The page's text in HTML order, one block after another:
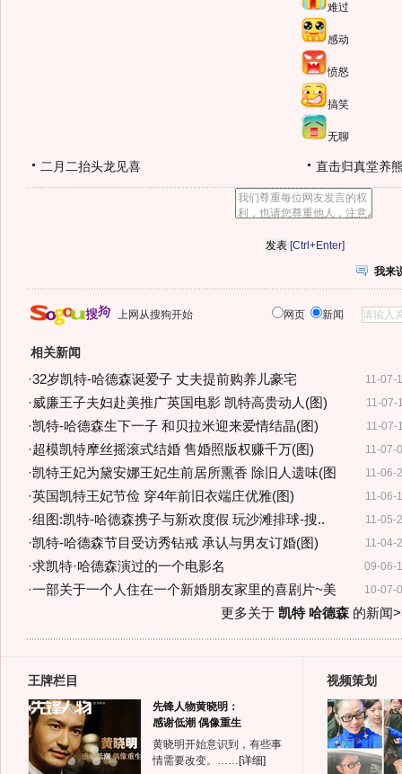
难过
感动
愤怒
搞笑
无聊
二月二抬头龙见喜 直击归真堂养
[Ctrl+Enter]
我来
上网从搜狗开始 网页 新闻
相关新闻
11-07-
·32岁凯特-哈德森诞爱子 丈夫提前购养儿豪宅
11-07-
·威廉王子夫妇赴美推广英国电影 凯特高贵动人(图)
11-07-
·凯特-哈德森生下一子 和贝拉米迎来爱情结晶(图)
11-07-
·超模凯特摩丝摇滚式结婚 售婚照版权赚千万(图)
11-06-
·凯特王妃为黛安娜王妃生前居所熏香 除旧人遗味(图
11-06-
·英国凯特王妃节俭 穿4年前旧衣端庄优雅(图)
11-05-
·组图:凯特-哈德森携子与新欢度假 玩沙滩排球-搜..
11-04-
·凯特-哈德森节目受访秀钻戒 承认与男友订婚(图)
09-06-
·求凯特·哈德森演过的一个电影名
10-07-
·一部关于一个人住在一个新婚朋友家里的喜剧片~美
更多关于 凯特 哈德森的新闻
王牌栏目
先锋人物黄晓明：
感谢低潮 偶像重生
黄晓明开始意识到，有些事
情需要改变。…… [详细]
视频策划